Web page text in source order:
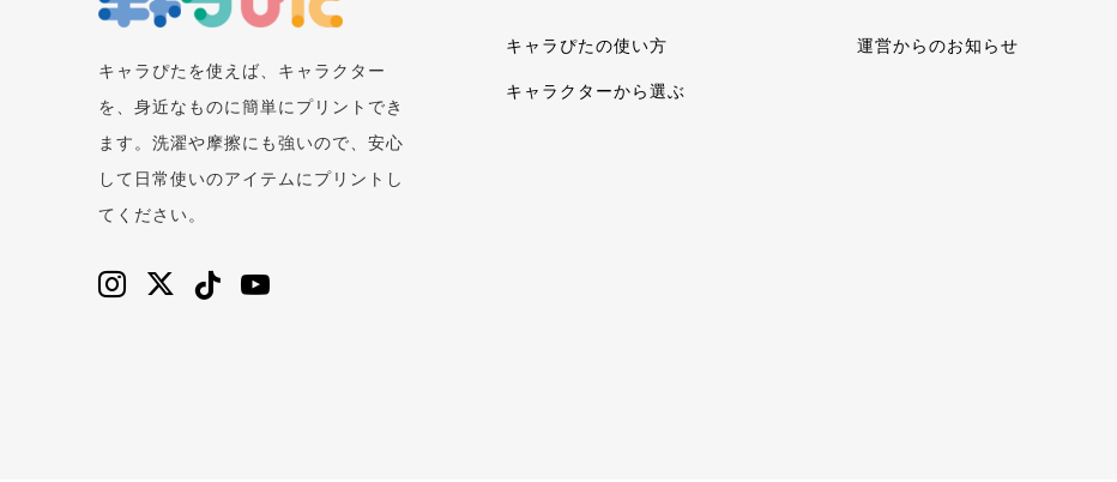
キャラぴたを使えば、キャラクター
を、身近なものに簡単にプリントでき
ます。洗濯や摩擦にも強いので、安心
して日常使いのアイテムにプリントし
てください。
キャラぴたの使い方
キャラクターから選ぶ
運営からのお知らせ